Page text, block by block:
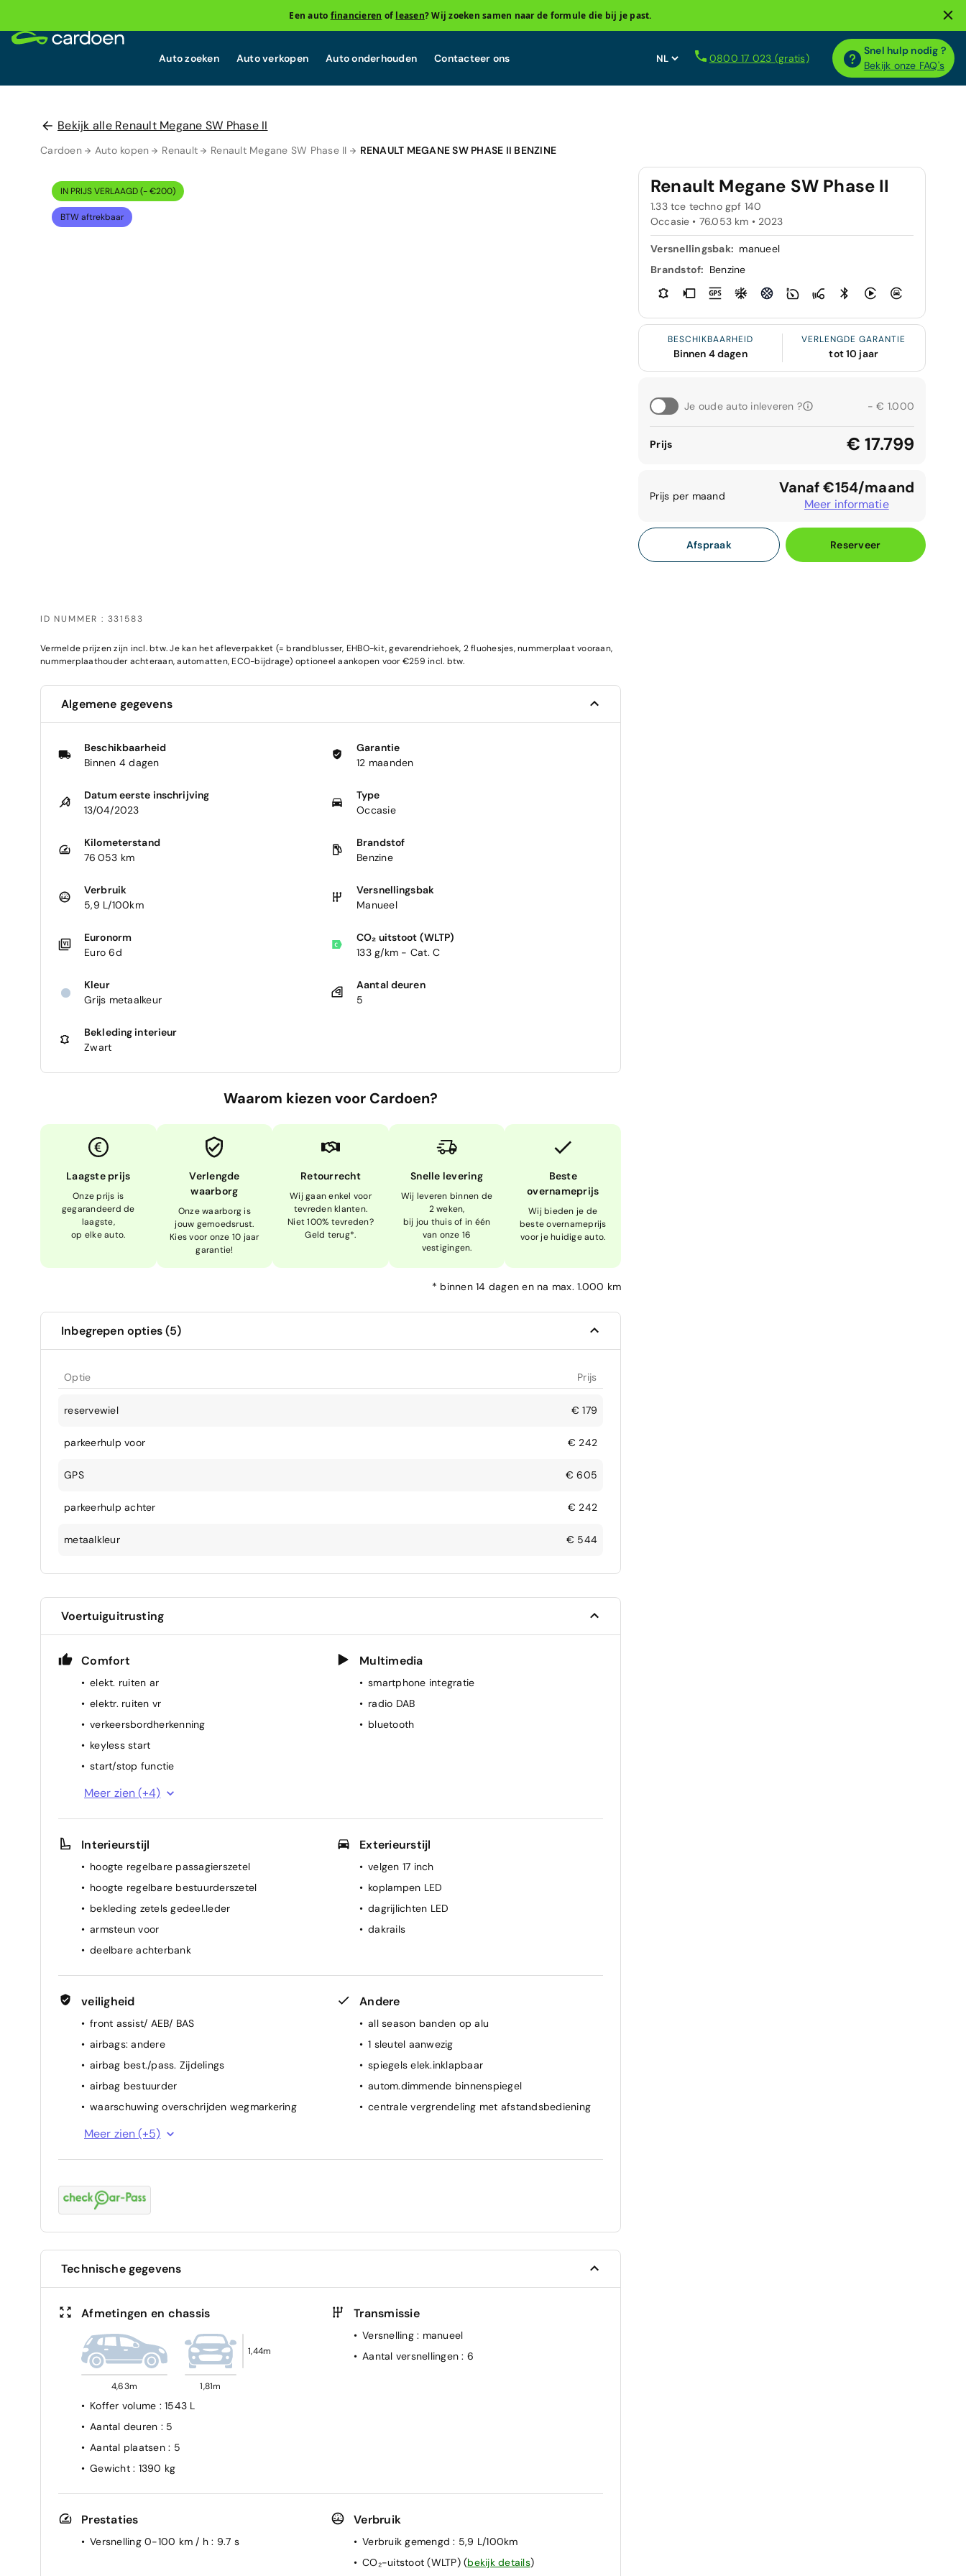
Een auto financieren of leasen? Wij zoeken samen naar de formule die bij je past.
Auto zoeken Auto verkopen Auto onderhouden Contacteer ons 0800 17 023 (gratis)
Snel hulp nodig ?
Bekijk onze FAQ's
Bekijk alle Renault Megane SW Phase II
Cardoen Auto kopen Renault Renault Megane SW Phase II RENAULT MEGANE SW PHASE II BENZINE
IN PRIJS VERLAAGD (- €200)
BTW aftrekbaar
ID NUMMER : 331583
Renault Megane SW Phase II
1.33 tce techno gpf 140
Occasie • 76.053 km • 2023
Versnellingsbak: manueel
Brandstof: Benzine
BESCHIKBAARHEID
Binnen 4 dagen
VERLENGDE GARANTIE
tot 10 jaar
Je oude auto inleveren ? - € 1.000
Prijs € 17.799
Prijs per maand Vanaf €154/maand
Meer informatie
Afspraak Reserveer
Vermelde prijzen zijn incl. btw. Je kan het afleverpakket (= brandblusser, EHBO-kit, gevarendriehoek, 2 fluohesjes, nummerplaat vooraan,
nummerplaathouder achteraan, automatten, ECO-bijdrage) optioneel aankopen voor €259 incl. btw.
Algemene gegevens
Beschikbaarheid
Binnen 4 dagen
Garantie
12 maanden
Datum eerste inschrijving
13/04/2023
Type
Occasie
Kilometerstand
76 053 km
Brandstof
Benzine
Verbruik
5,9 L/100km
Versnellingsbak
Manueel
Euronorm
Euro 6d
CO₂ uitstoot (WLTP)
133 g/km - Cat. C
Kleur
Grijs metaalkeur
Aantal deuren
5
Bekleding interieur
Zwart
Waarom kiezen voor Cardoen?
Laagste prijs
Onze prijs is
gegarandeerd de
laagste,
op elke auto.
Verlengde
waarborg
Onze waarborg is
jouw gemoedsrust.
Kies voor onze 10 jaar
garantie!
Retourrecht
Wij gaan enkel voor
tevreden klanten.
Niet 100% tevreden?
Geld terug*.
Snelle levering
Wij leveren binnen de
2 weken,
bij jou thuis of in één
van onze 16
vestigingen.
Beste
overnameprijs
Wij bieden je de
beste overnameprijs
voor je huidige auto.
* binnen 14 dagen en na max. 1.000 km
Inbegrepen opties (5)
Optie Prijs
reservewiel € 179
parkeerhulp voor € 242
GPS € 605
parkeerhulp achter € 242
metaalkleur € 544
Voertuiguitrusting
Comfort
elekt. ruiten ar
elektr. ruiten vr
verkeersbordherkenning
keyless start
start/stop functie
regensensor
airconditioning (vol autom.)
Meer zien (+4)
Multimedia
smartphone integratie
radio DAB
bluetooth
Interieurstijl
hoogte regelbare passagierszetel
hoogte regelbare bestuurderszetel
bekleding zetels gedeel.leder
armsteun voor
deelbare achterbank
Exterieurstijl
velgen 17 inch
koplampen LED
dagrijlichten LED
dakrails
veiligheid
front assist/ AEB/ BAS
airbags: andere
airbag best./pass. Zijdelings
airbag bestuurder
waarschuwing overschrijden wegmarkering
attention assist (vermoeidheidssensor)
airbag passagier
ABS
Meer zien (+5)
Andere
all season banden op alu
1 sleutel aanwezig
spiegels elek.inklapbaar
autom.dimmende binnenspiegel
centrale vergrendeling met afstandsbediening
Technische gegevens
Afmetingen en chassis
4,63m 1,81m
1,44m
Koffer volume : 1543 L
Aantal deuren : 5
Aantal plaatsen : 5
Gewicht : 1390 kg
Transmissie
Versnelling : manueel
Aantal versnellingen: 6
Prestaties
Versnelling 0-100 km / h: 9.7 s
Verbruik
Verbruik gemengd: 5,9 L/100km
CO₂-uitstoot (WLTP) (bekijk details)